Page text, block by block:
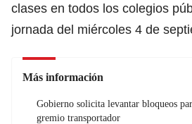
clases en todos los colegios
jornada del miércoles 4 de
Más información
Gobierno solicita levantar bloqueos
gremio transportador